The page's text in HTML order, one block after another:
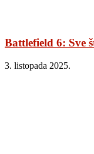
Battlefield 6: Sve
3. listopada 2025.